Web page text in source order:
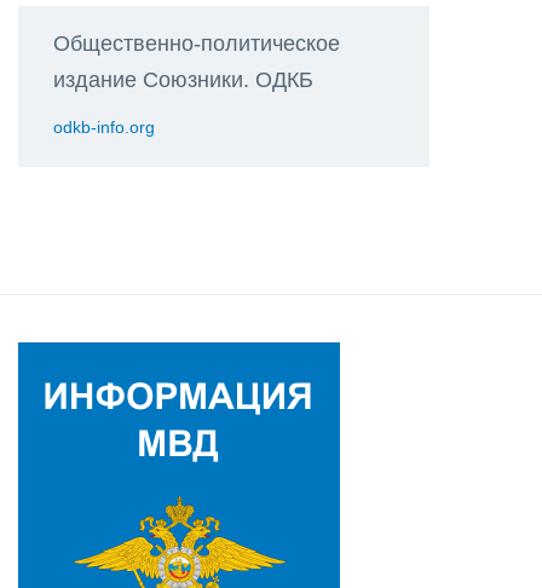
Общественно-политическое
издание Союзники. ОДКБ
odkb-info.org